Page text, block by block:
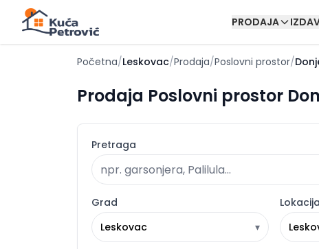
PRODAJA
Početna/Leskovac/Prodaja/Poslovni prostor/
Prodaja Poslovni prostor
Pretraga
Grad
Leskovac
▾
Lokacija